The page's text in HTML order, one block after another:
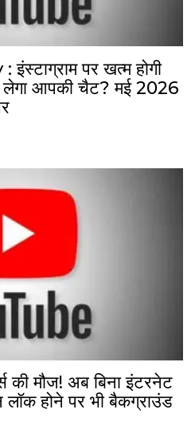
पर खत्म होगी
लेगा आपकी चैट? मई 2026
मौज! अब बिना इंटरनेट
होने पर भी बैकग्राउंड